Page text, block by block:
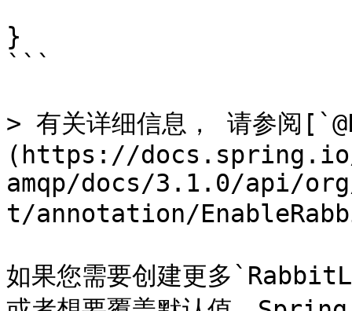
}
```
> 有关详细信息， 请参阅
(https://
amqp/docs/3.1.0/api/
t/annotation/
如果您需要创建更多